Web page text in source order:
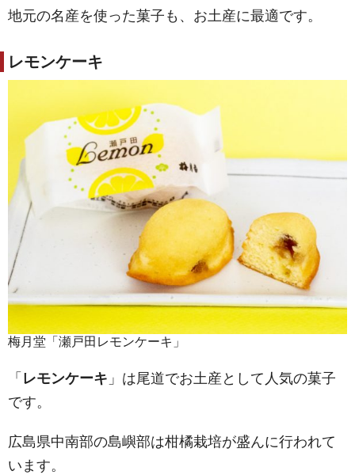
地元の名産を使った菓子も、お土産に最適です。
レモンケーキ
梅月堂「瀬戸田レモンケーキ」
「 レモンケーキ 」は尾道でお土産として人気の菓子
です。
広島県中南部の島嶼部は柑橘栽培が盛んに行われて
います。